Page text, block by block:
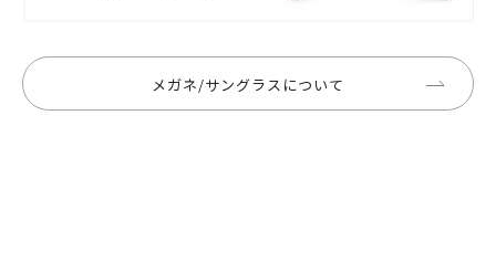
メガネ/サングラスについて